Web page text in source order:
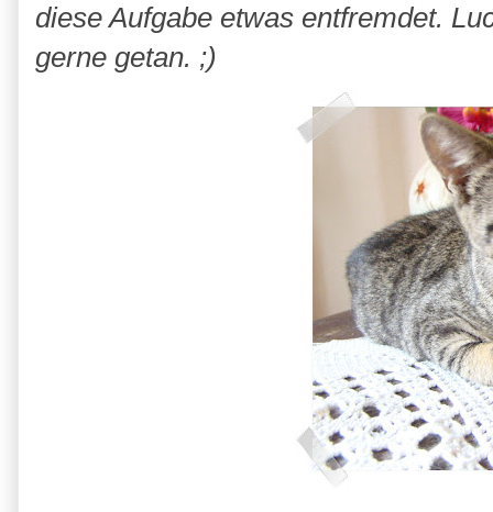
diese Aufgabe etwas entfremdet.
gerne getan. ;)